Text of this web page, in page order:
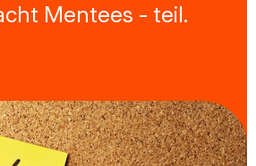
Mentees - teil.